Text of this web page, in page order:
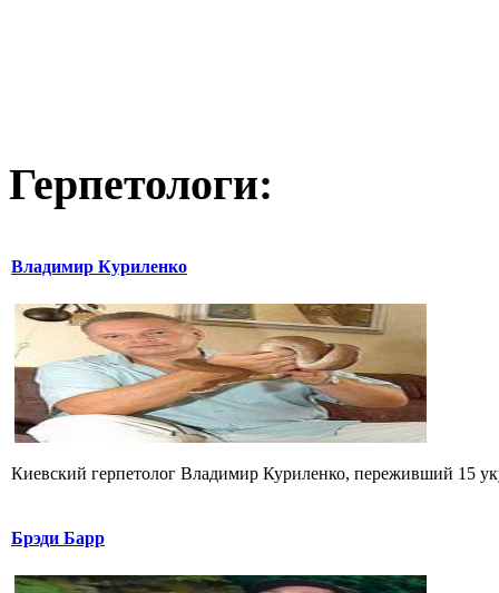
Герпетологи:
Владимир Куриленко
Киевский герпетолог Владимир Куриленко, переживший 15
Брэди Барр